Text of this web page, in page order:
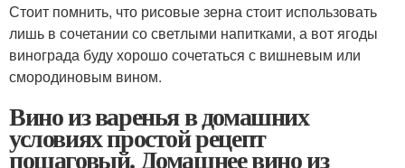
Стоит помнить, что рисовые зерна стоит использовать
лишь в сочетании со светлыми напитками, а вот ягоды
винограда буду хорошо сочетаться с вишневым или
смородиновым вином.
Вино из варенья в домашних
условиях простой рецепт
пошаговый. Домашнее вино из